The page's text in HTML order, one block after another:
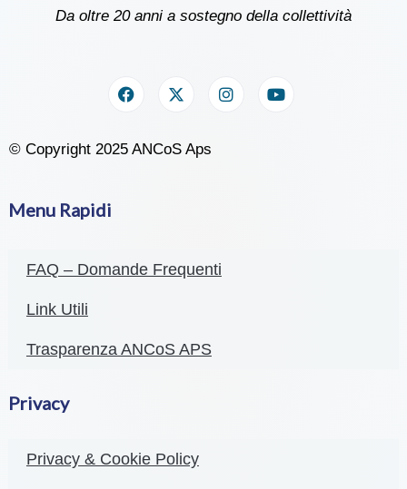
Da oltre 20 anni a sostegno della collettività
© Copyright 2025 ANCoS Aps
Menu Rapidi
FAQ – Domande Frequenti
Link Utili
Trasparenza ANCoS APS
Privacy
Privacy & Cookie Policy